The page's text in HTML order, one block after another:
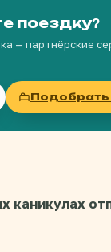
поездку?
— партнёрские
Подобрать
каникулах